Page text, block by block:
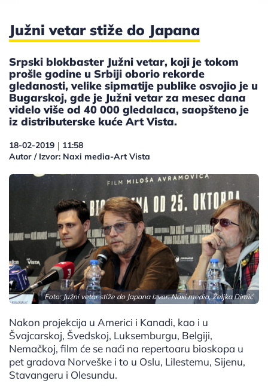
Južni vetar stiže do Japana
Srpski blokbaster Južni vetar, koji je tokom
prošle godine u Srbiji oborio rekorde
gledanosti, velike sipmatije publike osvojio je u
Bugarskoj, gde je Južni vetar za mesec dana
videlo više od 40 000 gledalaca, saopšteno je
iz distributerske kuće Art Vista.
18-02-2019 | 11:58
Autor / Izvor: Naxi media-Art Vista
Foto: Južni vetar stiže do Japana Izvor: Naxi media, Željka Dimić
Nakon projekcija u Americi i Kanadi, kao i u
Švajcarskoj, Švedskoj, Luksemburgu, Belgiji,
Nemačkoj, film će se naći na repertoaru bioskopa u
pet gradova Norveške i to u Oslu, Lilestemu, Sijenu,
Stavangeru i Olesundu.